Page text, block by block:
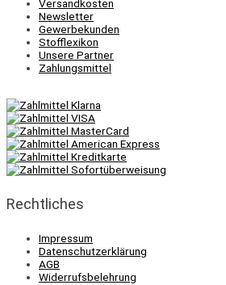
Versandkosten
Newsletter
Gewerbekunden
Stofflexikon
Unsere Partner
Zahlungsmittel
Rechtliches
Impressum
Datenschutzerklärung
AGB
Widerrufsbelehrung